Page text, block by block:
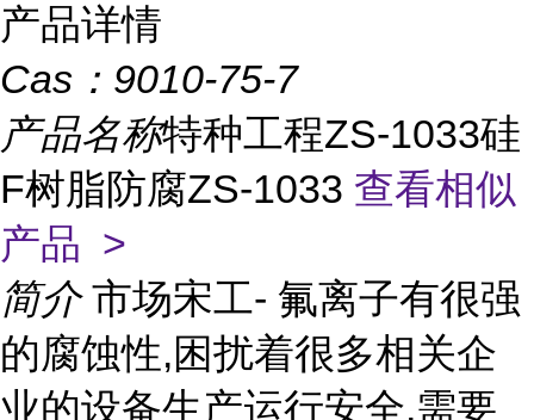
产品详情
Cas： 9010-75-7
产品名称特种工程ZS-1033硅
F树脂防腐ZS-1033 查看相似
产品 >
简介 市场宋工- 氟离子有很强
的腐蚀性,困扰着很多相关企
业的设备生产运行安全,需要